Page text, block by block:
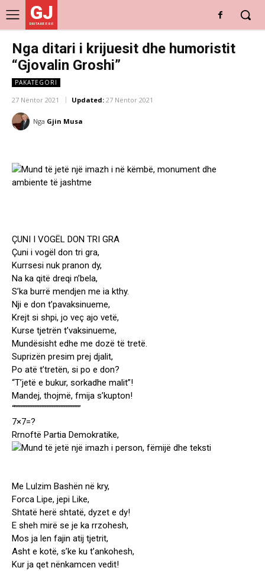
GJ
DRITARE E RE
Nga ditari i krijuesit dhe humoristit
“Gjovalin Groshi”
PAKATEGORI
27 Nëntor 2021 Updated: 27 Nëntor 2021
Nga Gjin Musa
ÇUNI I VOGËL DON TRI GRA
Çuni i vogël don tri gra,
Kurrsesi nuk pranon dy,
Na ka qitë dreqi n’bela,
S’ka burrë mendjen me ia kthy.
Nji e don t’pavaksinueme,
Krejt si shpi, jo veç ajo vetë,
Kurse tjetrën t’vaksinueme,
Mundësisht edhe me dozë të tretë.
Suprizën presim prej djalit,
Po atë t’tretën, si po e don?
“T’jetë e bukur, sorkadhe malit”!
Mandej, thojmë, fmija s’kupton!
“””””””””””””””””””””””””””””
7×7=?
Rrnoftë Partia Demokratike,
Me Lulzim Bashën në kry,
Forca Lipe, jepi Like,
Shtatë herë shtatë, dyzet e dy!
E sheh mirë se je ka rrzohesh,
Mos ja len fajin atij tjetrit,
Asht e kotë, s’ke ku t’ankohesh,
Kur ja qet nënkamcen vedit!